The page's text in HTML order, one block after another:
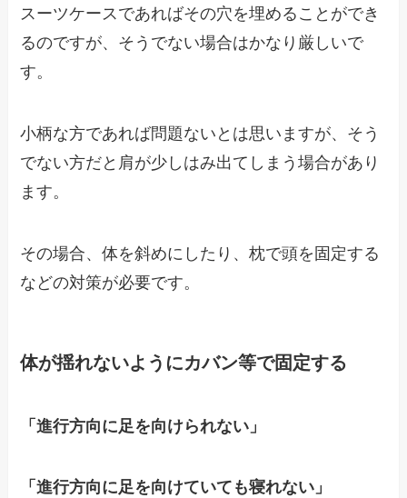
スーツケースであればその穴を埋めることができ
るのですが、そうでない場合はかなり厳しいで
す。
小柄な方であれば問題ないとは思いますが、そう
でない方だと肩が少しはみ出てしまう場合があり
ます。
その場合、体を斜めにしたり、枕で頭を固定する
などの対策が必要です。
体が揺れないようにカバン等で固定する
「進行方向に足を向けられない」
「進行方向に足を向けていても寝れない」